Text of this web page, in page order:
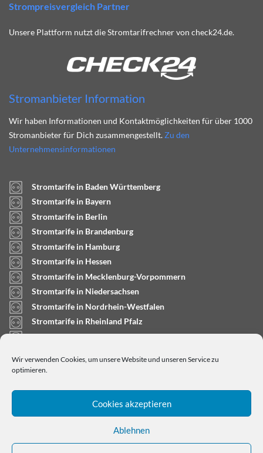
Wir verwenden Cookies, um unsere Website und unseren Service zu
optimieren.
Cookies akzeptieren
Ablehnen
Strompreisvergleich Partner
Unsere Plattform nutzt die Stromtarifrechner von check24.de.
Stromanbieter Information
Wir haben Informationen und Kontaktmöglichkeiten für über 1000
Stromanbieter für Dich zusammengestellt. Zu den
Unternehmensinformationen
Stromtarife in Baden Württemberg
Stromtarife in Bayern
Stromtarife in Berlin
Stromtarife in Brandenburg
Stromtarife in Hamburg
Stromtarife in Hessen
Stromtarife in Mecklenburg-Vorpommern
Stromtarife in Niedersachsen
Stromtarife in Nordrhein-Westfalen
Stromtarife in Rheinland Pfalz
Stromtarife in Saarland
Stromtarife in Schleswig-Holstein